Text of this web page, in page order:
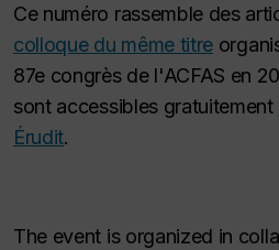
Ce numéro rassemble des
colloque du même titre
87e congrès de l'ACFAS en
sont accessibles gratuitement
Érudit.
The event is organized in